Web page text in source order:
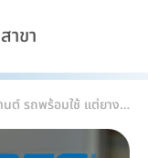
าขา
หลังสงกรานต์ รถพร้อมใช้ แต่ยางอาจเริ่มหมดแรง